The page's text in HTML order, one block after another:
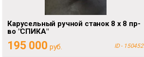
Карусельный ручной станок 8 х 8 пр-
во "СПИКА"
195 000 руб. ID - 150452